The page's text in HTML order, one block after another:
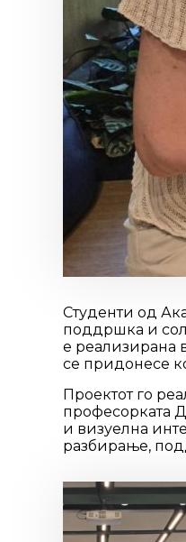
Студенти од
поддршка и
е реализирана
се придонесе
Проектот го
професорката
и визуелна
разбирање,